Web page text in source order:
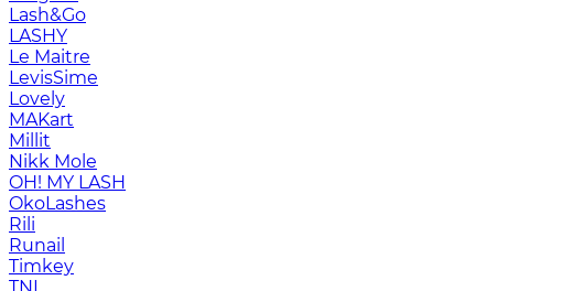
Lash&Go
LASHY
Le Maitre
LevisSime
Lovely
MAKart
Millit
Nikk Mole
OH! MY LASH
OkoLashes
Rili
Runail
Timkey